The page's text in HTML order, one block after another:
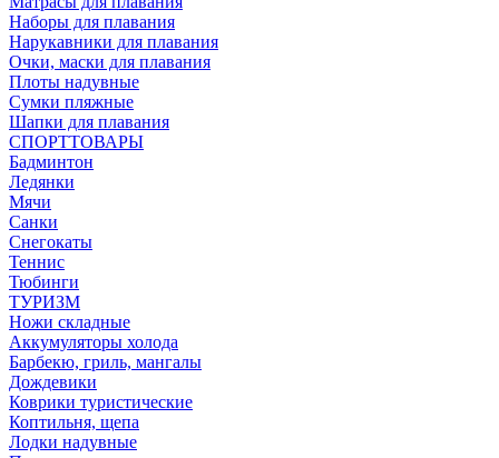
Наборы для плавания
Нарукавники для плавания
Очки, маски для плавания
Плоты надувные
Сумки пляжные
Шапки для плавания
СПОРТТОВАРЫ
Бадминтон
Ледянки
Мячи
Санки
Снегокаты
Теннис
Тюбинги
ТУРИЗМ
Ножи складные
Аккумуляторы холода
Барбекю, гриль, мангалы
Дождевики
Коврики туристические
Коптильня, щепа
Лодки надувные